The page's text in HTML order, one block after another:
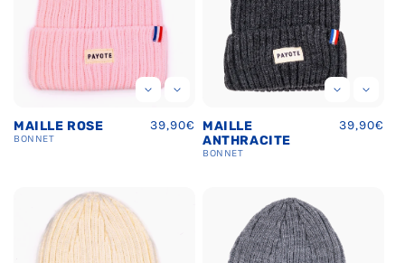
BONNET
MAILLE ROSE
Prix
habituel
39,90€
BONNET
MAILLE
ANTHRACITE
Prix
39,90€